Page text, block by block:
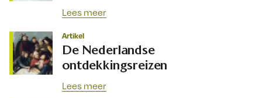
Lees meer
Artikel
De Nederlandse
ontdekkingsreizen
Lees meer